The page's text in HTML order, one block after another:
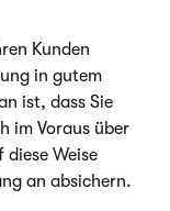
Kunden
in gutem
ist, dass Sie
im Voraus über
diese Weise
an absichern.